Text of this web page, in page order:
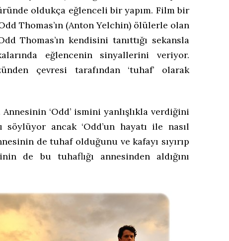
oldukça eğlenceli bir yapım. Film bir
Thomas’ın (Anton Yelchin) ölülerle olan
Thomas’ın kendisini tanıttığı sekansla
eğlencenin sinyallerini veriyor.
çevresi tarafından ‘tuhaf’ olarak
‘Odd’ ismini yanlışlıkla verdiğini
söylüyor ancak ‘Odd’un hayatı ile nasıl
de tuhaf olduğunu ve kafayı sıyırıp
de bu tuhaflığı annesinden aldığını